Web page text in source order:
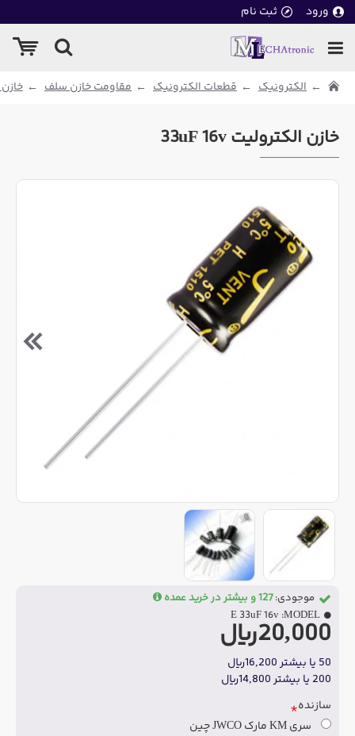
ورود ثبت نام
الکترونیک قطعات الکترونیک مقاومت خازن سلف
خازن الکترولیت 33uF 16v
20,000ریال
50 یا بیشتر 16,200ریال
200 یا بیشتر 14,800ریال
موجودی: 127 و بیشتر در خرید عمده
MODEL:
E 33uF 16v
سازنده
سری KM مارک JWCO چین